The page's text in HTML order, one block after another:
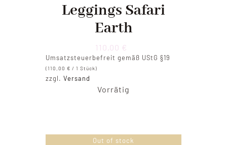
Leggings Safari
Earth
110,00 €
Umsatzsteuerbefreit gemäß UStG §19
(110,00€ / 1 Stück)
zzgl.Versand
Vorrätig
Out of stock